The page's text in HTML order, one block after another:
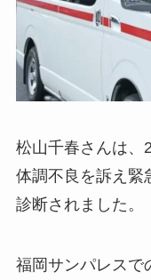
松山千春さんは、
体調不良を訴え緊
診断されました。
福岡サンパレスで